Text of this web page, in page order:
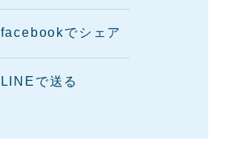
facebookでシェア
LINEで送る